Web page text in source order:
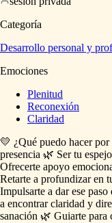
Categoría
Desarrollo personal y
Emociones
Plenitud
Reconexión
Claridad
💛 ¿Qué puedo hacer por
presencia 🌿 Ser tu espejo
Ofrecerte apoyo
Retarte a profundizar en
Impulsarte a dar ese paso
a encontrar claridad y
sanación 🌿 Guiarte para